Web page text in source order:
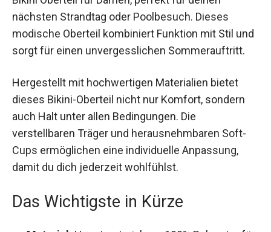
nächsten Strandtag oder Poolbesuch. Dieses
modische Oberteil kombiniert Funktion mit Stil
und sorgt für einen unvergesslichen
Sommerauftritt.
Hergestellt mit hochwertigen Materialien bietet
dieses Bikini-Oberteil nicht nur Komfort, sondern
auch Halt unter allen Bedingungen. Die
verstellbaren Träger und herausnehmbaren Soft-
Cups ermöglichen eine individuelle Anpassung,
damit du dich jederzeit wohlfühlst.
Das Wichtigste in Kürze